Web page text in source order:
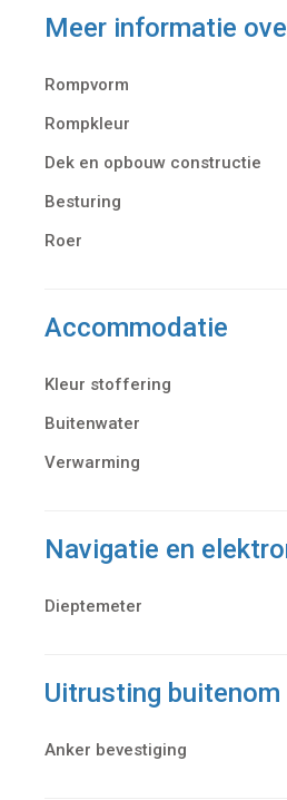
Meer informatie
Rompvorm
Rompkleur
Dek en opbouw constructie
Besturing
Roer
Accommodatie
Kleur stoffering
Buitenwater
Verwarming
Navigatie en
Dieptemeter
Uitrusting buitenom
Anker bevestiging